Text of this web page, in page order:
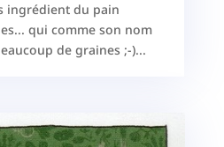
ingrédient du pain
qui comme son nom
de graines ;-)...